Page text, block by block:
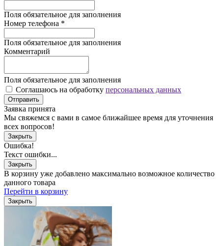
Поля обязательное для заполнения
Номер телефона *
Поля обязательное для заполнения
Комментарий
Поля обязательное для заполнения
Соглашаюсь на обработку персональных данных
Отправить
Заявка принята
Мы свяжемся с вами в самое ближайшее время для уточнения
всех вопросов!
Закрыть
Ошибка!
Текст ошибки...
Закрыть
В корзину уже добавлено максимально возможное количество
данного товара
Перейти в корзину
Закрыть